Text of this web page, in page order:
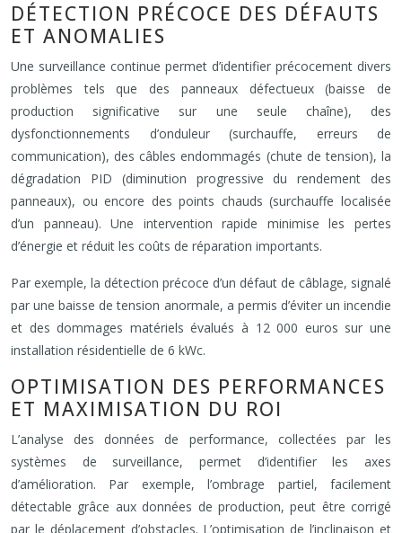
DÉTECTION PRÉCOCE DES DÉFAUTS
ET ANOMALIES
Une surveillance continue permet d’identifier précocement divers
problèmes tels que des panneaux défectueux (baisse de
production significative sur une seule chaîne), des
dysfonctionnements d’onduleur (surchauffe, erreurs de
communication), des câbles endommagés (chute de tension), la
dégradation PID (diminution progressive du rendement des
panneaux), ou encore des points chauds (surchauffe localisée
d’un panneau). Une intervention rapide minimise les pertes
d’énergie et réduit les coûts de réparation importants.
Par exemple, la détection précoce d’un défaut de câblage, signalé
par une baisse de tension anormale, a permis d’éviter un incendie
et des dommages matériels évalués à 12 000 euros sur une
installation résidentielle de 6 kWc.
OPTIMISATION DES PERFORMANCES
ET MAXIMISATION DU ROI
L’analyse des données de performance, collectées par les
systèmes de surveillance, permet d’identifier les axes
d’amélioration. Par exemple, l’ombrage partiel, facilement
détectable grâce aux données de production, peut être corrigé
par le déplacement d’obstacles. L’optimisation de l’inclinaison et